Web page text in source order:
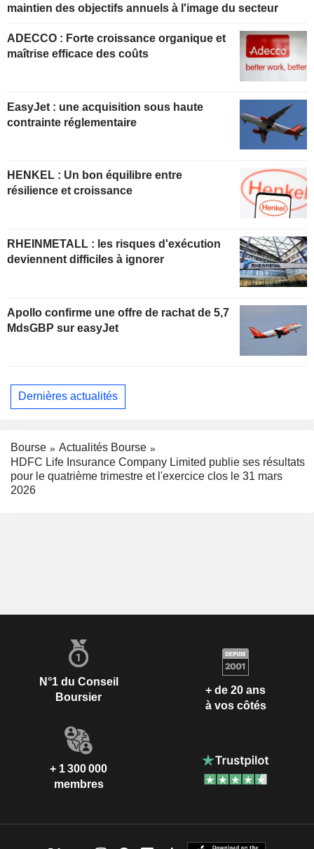
maintien des objectifs annuels à l'image du secteur
ADECCO : Forte croissance organique et
maîtrise efficace des coûts
EasyJet : une acquisition sous haute
contrainte réglementaire
HENKEL : Un bon équilibre entre
résilience et croissance
RHEINMETALL : les risques d'exécution
deviennent difficiles à ignorer
Apollo confirme une offre de rachat de 5,7
MdsGBP sur easyJet
Dernières actualités
Bourse
Actualités Bourse
HDFC Life Insurance Company Limited publie ses résultats
pour le quatrième trimestre et l'exercice clos le 31 mars
2026
N°1 du Conseil
Boursier
+ de 20 ans
à vos côtés
+ 1 300 000
membres